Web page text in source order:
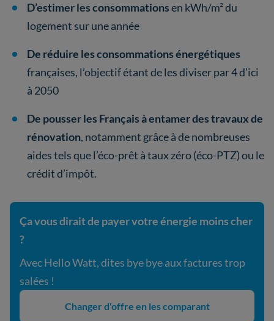
D’estimer les consommationsen kWh/m² du
logement sur une année
De réduire les consommations énergétiques
françaises, l’objectif étant de les diviser par 4 d’ici
à 2050
De pousser les Français à entamer des travaux de
rénovation, notamment grâce à de nombreuses
aides tels que l’éco-prêt à taux zéro (éco-PTZ) ou le
crédit d’impôt.
Ça vous dirait de payer votre énergie moins cher
?
Avec Hello Watt, dites bye bye aux factures trop
salées !
Changer d'offre en les comparant